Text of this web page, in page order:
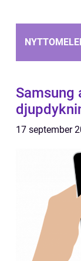
Samsung
17 september